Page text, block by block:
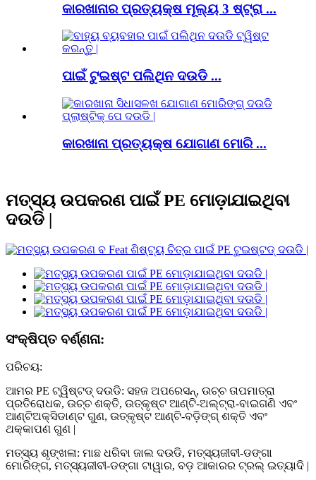
କାରଖାନାର ପ୍ରତ୍ୟକ୍ଷ ମୂଲ୍ୟ 3 ଷ୍ଟ୍ରା ...
ପାଇଁ ଟୁଇଷ୍ଟ ପଲିଥିନ ଦଉଡି ...
କାରଖାନା ପ୍ରତ୍ୟକ୍ଷ ଯୋଗାଣ ମୋରି ...
ମତ୍ସ୍ୟ ଉପକରଣ ପାଇଁ PE ମୋଡ଼ାଯାଇଥିବା
ଦଉଡି |
ସଂକ୍ଷିପ୍ତ ବର୍ଣ୍ଣନା:
ପରିଚୟ:
ଆମର PE ଟ୍ୱିଷ୍ଟଡ୍ ଦଉଡି: ସହଜ ଅପରେସନ୍, ଉଚ୍ଚ ତାପମାତ୍ରା
ପ୍ରତିରୋଧକ, ଉଚ୍ଚ ଶକ୍ତି, ଉତ୍କୃଷ୍ଟ ଆଣ୍ଟି-ଅଲ୍ଟ୍ରା-ବାଇଗଣି ଏବଂ
ଆଣ୍ଟିଅକ୍ସିଡାଣ୍ଟ ଗୁଣ, ଉତ୍କୃଷ୍ଟ ଆଣ୍ଟି-ବଡ଼ିଙ୍ଗ୍ ଶକ୍ତି ଏବଂ
ଥକ୍କାପଣ ଗୁଣ |
ମତ୍ସ୍ୟ ଶୃଙ୍ଖଳା: ମାଛ ଧରିବା ଜାଲ ଦଉଡି, ମତ୍ସ୍ୟଜୀବୀ-ଡଙ୍ଗା
ମୋରିଙ୍ଗ, ମତ୍ସ୍ୟଜୀବୀ-ଡଙ୍ଗା ଟାୱାର, ବଡ଼ ଆକାରର ଟ୍ରଲ୍ ଇତ୍ୟାଦି |